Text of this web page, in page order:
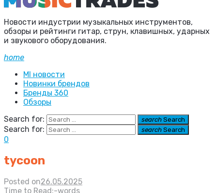
Новости индустрии музыкальных инструментов,
обзоры и рейтинги гитар, струн, клавишных, ударных
и звукового оборудования.
home
MI новости
Новинки брендов
Бренды 360
Обзоры
Search for:
search Search
Search for: search Search
0
tycoon
Posted on26.05.2025
Time to Read:-words